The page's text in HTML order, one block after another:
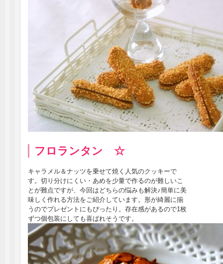
フロランタン ☆
キャラメル＆ナッツを乗せて焼く人気のクッキーで
す。切り分けにくい・あめを少量で作るのが難しいこ
とが難点ですが、今回はどちらの悩みも解決♪簡単に美
味しく作れる方法をご紹介しています。形が綺麗に揃
うのでプレゼントにもぴったり。存在感があるので1枚
ずつ個包装にしても喜ばれそうです。